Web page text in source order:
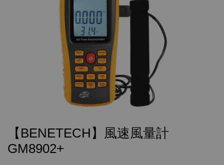
【BENETECH】風速風量計
GM8902+